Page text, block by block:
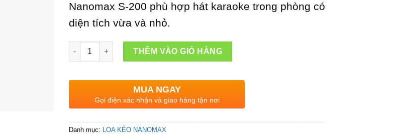
Nanomax S-200 phù hợp hát karaoke trong phòng có
diện tích vừa và nhỏ.
Loa Kéo Nanomax S-200 Bass 20cm 90w Karaoke Bluetooth số lượng
THÊM VÀO GIỎ HÀNG
MUA NGAY
Gọi điện xác nhận và giao hàng tận nơi
Danh mục: LOA KÉO NANOMAX